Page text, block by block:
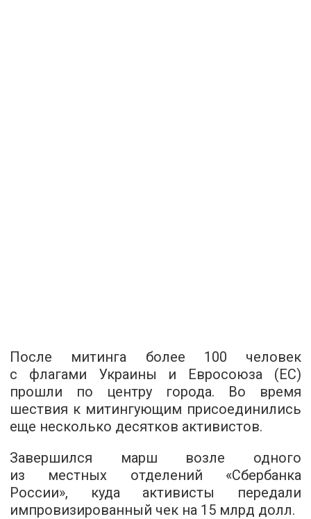
После митинга более 100 человек
с флагами Украины и Евросоюза (ЕС)
прошли по центру города. Во время
шествия к митингующим присоединились
еще несколько десятков активистов.
Завершился марш возле одного
из местных отделений «Сбербанка
России», куда активисты передали
импровизированный чек на 15 млрд долл.